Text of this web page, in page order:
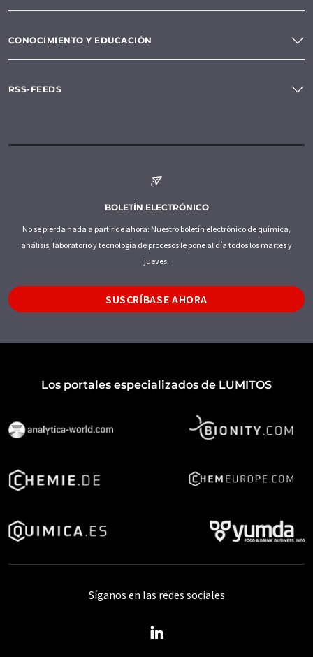
CONOCIMIENTO Y EDUCACIÓN
RSS-FEEDS
BOLETÍN ELECTRÓNICO
No se pierda nada a partir de ahora: Nuestro boletín electrónico de química,
análisis, laboratorio y tecnología de procesos le pone al día todos los martes y
jueves.
SUSCRÍBASE AHORA
Los portales especializados de LUMITOS
Síganos en las redes sociales